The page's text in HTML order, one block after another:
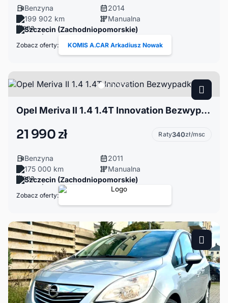
Benzyna
2014
199 902 km
Manualna
Szczecin (Zachodniopomorskie)
Zobacz oferty: KOMIS A.CAR Arkadiusz Nowak
Opel Meriva II 1.4 1.4T Innovation Bezwypadkowa
21 990 zł Raty340zł/msc
Benzyna
2011
175 000 km
Manualna
Szczecin (Zachodniopomorskie)
Zobacz oferty: